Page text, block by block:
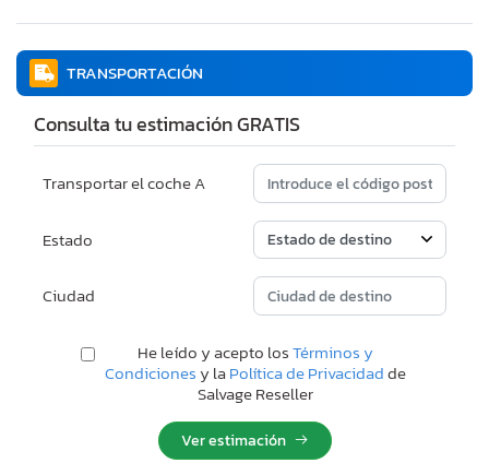
TRANSPORTACIÓN
Consulta tu estimación GRATIS
Transportar el coche A
Estado
Ciudad
He leído y acepto losTérminos y
Condiciones y laPolítica de Privacidadde
Salvage Reseller
Ver estimación